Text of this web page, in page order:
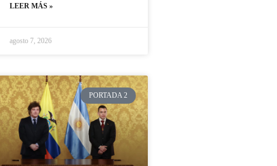
LEER MÁS »
agosto 7, 2026
PORTADA 2